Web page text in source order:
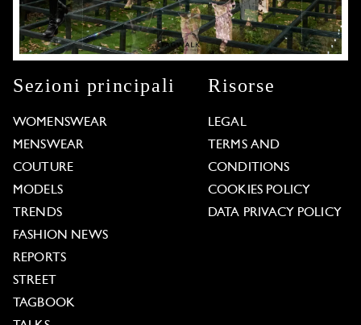
Sezioni principali
WOMENSWEAR
MENSWEAR
COUTURE
MODELS
TRENDS
FASHION NEWS
REPORTS
STREET
TAGBOOK
Risorse
LEGAL
TERMS AND
CONDITIONS
COOKIES POLICY
DATA PRIVACY POLICY